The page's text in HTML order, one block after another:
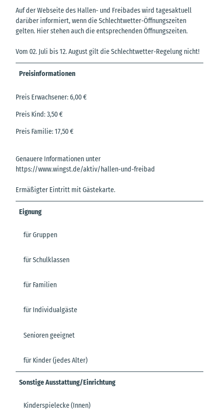
Auf der Webseite des Hallen- und Freibades wird tagesaktuell
darüber informiert, wenn die Schlechtwetter-Öffnungszeiten
gelten. Hier stehen auch die entsprechenden Öffnungszeiten.
Vom 02. Juli bis 12. August gilt die Schlechtwetter-Regelung nicht!
Preisinformationen
Preis Erwachsener: 6,00 €
Preis Kind: 3,50 €
Preis Familie: 17,50 €
Genauere Informationen unter
https://www.wingst.de/aktiv/hallen-und-freibad
Ermäßigter Eintritt mit Gästekarte.
Eignung
für Gruppen
für Schulklassen
für Familien
für Individualgäste
Senioren geeignet
für Kinder (jedes Alter)
Sonstige Ausstattung/Einrichtung
Kinderspielecke (Innen)